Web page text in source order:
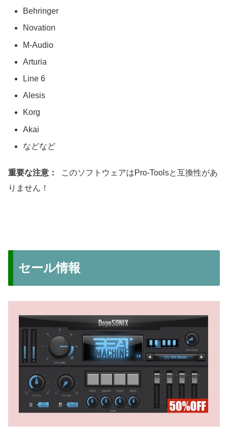
Behringer
Novation
M-Audio
Arturia
Line 6
Alesis
Korg
Akai
などなど
重要な注意：
このソフトウェアはPro-Toolsと互換性があ
りません！
セール情報